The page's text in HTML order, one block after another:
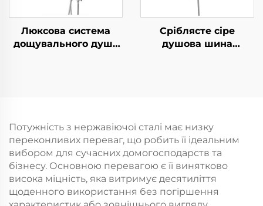
Люксова система
дощувального душу
Сріблясте сіре
душова шина
Потужність з нержавіючої сталі має низку
переконливих переваг, що робить її ідеальним
вибором для сучасних домогосподарств та
бізнесу. Основною перевагою є її винятково
висока міцність, яка витримує десятиліття
щоденного використання без погіршення